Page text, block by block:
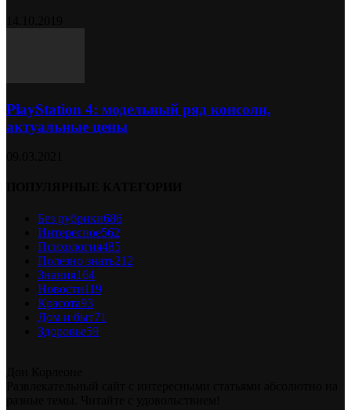
PlayStation 4: модельный ряд консоли,
актуальные цены
Без рубрики686
Интересное562
Психология485
Полезно знать212
Знания164
Новости119
Красота93
Дом и быт71
Здоровье59